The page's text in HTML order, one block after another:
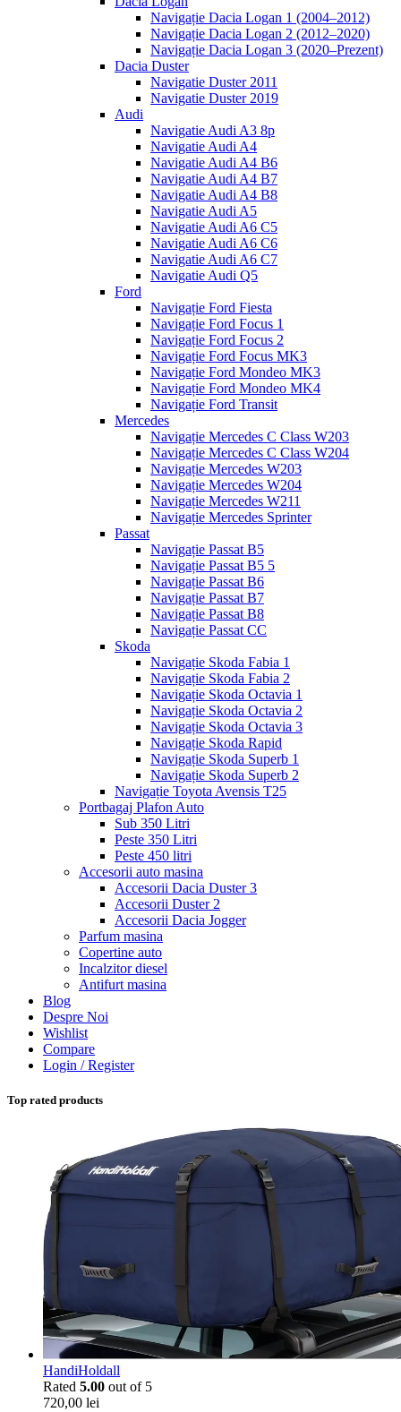
Navigație Dacia Logan 1 (2004–2012)
Navigație Dacia Logan 2 (2012–2020)
Navigație Dacia Logan 3 (2020–Prezent)
Dacia Duster
Navigatie Duster 2011
Navigatie Duster 2019
Audi
Navigatie Audi A3 8p
Navigatie Audi A4
Navigatie Audi A4 B6
Navigatie Audi A4 B7
Navigatie Audi A4 B8
Navigatie Audi A5
Navigatie Audi A6 C5
Navigatie Audi A6 C6
Navigatie Audi A6 C7
Navigatie Audi Q5
Ford
Navigație Ford Fiesta
Navigație Ford Focus 1
Navigație Ford Focus 2
Navigație Ford Focus MK3
Navigație Ford Mondeo MK3
Navigație Ford Mondeo MK4
Navigație Ford Transit
Mercedes
Navigație Mercedes C Class W203
Navigație Mercedes C Class W204
Navigație Mercedes W203
Navigație Mercedes W204
Navigație Mercedes W211
Navigație Mercedes Sprinter
Passat
Navigație Passat B5
Navigație Passat B5 5
Navigație Passat B6
Navigație Passat B7
Navigație Passat B8
Navigație Passat CC
Skoda
Navigație Skoda Fabia 1
Navigație Skoda Fabia 2
Navigație Skoda Octavia 1
Navigație Skoda Octavia 2
Navigație Skoda Octavia 3
Navigație Skoda Rapid
Navigație Skoda Superb 1
Navigație Skoda Superb 2
Navigație Toyota Avensis T25
Portbagaj Plafon Auto
Sub 350 Litri
Peste 350 Litri
Peste 450 litri
Accesorii auto masina
Accesorii Dacia Duster 3
Accesorii Duster 2
Accesorii Dacia Jogger
Parfum masina
Copertine auto
Incalzitor diesel
Antifurt masina
Blog
Despre Noi
Wishlist
Compare
Login / Register
Top rated products
HandiHoldall
Rated 5.00 out of 5
720,00 lei